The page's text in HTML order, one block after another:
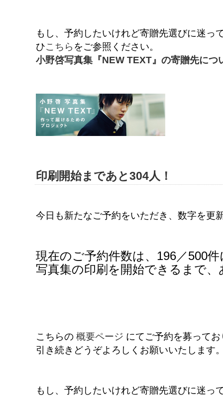
もし、予約したいけれど寄贈先選びに迷っ
ひこちら をご参照ください。
小野啓写真集『NEW TEXT』の寄贈先につ
印刷開始まであと304人！
今日も新たなご予約をいただき、数字を更
現在のご予約件数は、196／500
写真集の印刷を開始できるまで
こちらの 概要ページ にてご予約を募って
引き続きどうぞよろしくお願いいたします
もし、予約したいけれど寄贈先選びに迷っ